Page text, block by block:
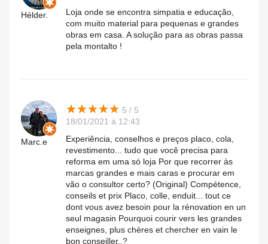
Hélder.
Loja onde se encontra simpatia e educação,
com muito material para pequenas e grandes
obras em casa. A solução para as obras passa
pela montalto !
Marc.e
★★★★★
★★★★★ 5 / 5
18/01/2021 à 12:43
Experiência, conselhos e preços placo, cola,
revestimento... tudo que você precisa para
reforma em uma só loja Por que recorrer às
marcas grandes e mais caras e procurar em
vão o consultor certo? (Original) Compétence,
conseils et prix Placo, colle, enduit... tout ce
dont vous avez besoin pour la rénovation en un
seul magasin Pourquoi courir vers les grandes
enseignes, plus chères et chercher en vain le
bon conseiller..?